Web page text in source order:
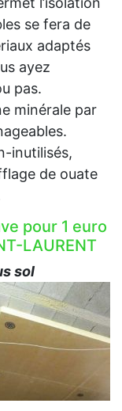
se fera de
adaptés
ayez
pas.
minérale par
inutilisés,
de ouate
pour 1 euro
LAURENT
sol